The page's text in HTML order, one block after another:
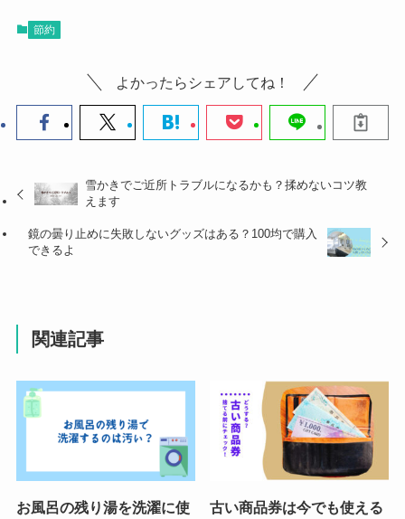
節約
よかったらシェアしてね！
雪かきでご近所トラブルになるかも？揉めないコツ教
えます
鏡の曇り止めに失敗しないグッズはある？100均で購入
できるよ
関連記事
お風呂の残り湯を洗濯に使
古い商品券は今でも使える